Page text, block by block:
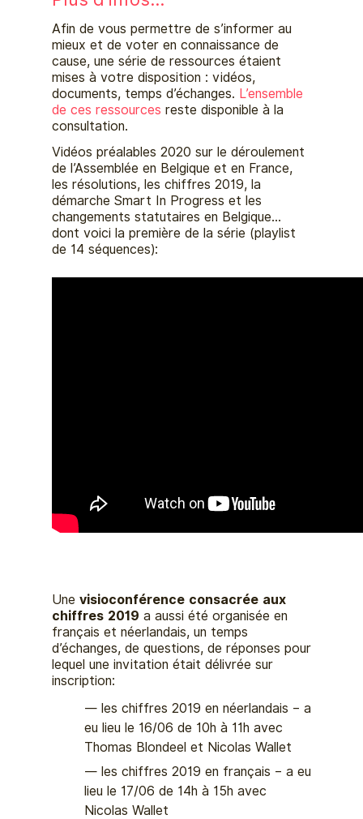
Afin de vous permettre de s’informer au
mieux et de voter en connaissance de
cause, une série de ressources étaient
mises à votre disposition : vidéos,
documents, temps d’échanges. L’ensemble
de ces ressources reste disponible à la
consultation.
Vidéos préalables 2020 sur le déroulement
de l’Assemblée en Belgique et en France,
les résolutions, les chiffres 2019, la
démarche Smart In Progress et les
changements statutaires en Belgique…
dont voici la première de la série (playlist
de 14 séquences):
Une visioconférence consacrée aux
chiffres 2019 a aussi été organisée en
français et néerlandais, un temps
d’échanges, de questions, de réponses pour
lequel une invitation était délivrée sur
inscription:
les chiffres 2019 en néerlandais – a
eu lieu le 16/06 de 10h à 11h avec
Thomas Blondeel et Nicolas Wallet
les chiffres 2019 en français – a eu
lieu le 17/06 de 14h à 15h avec
Nicolas Wallet